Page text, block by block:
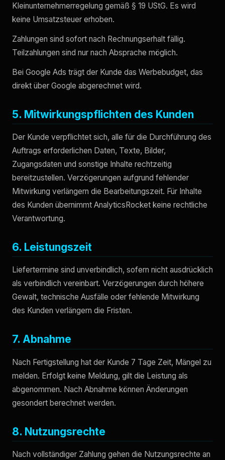
Kleinunternehmerregelung gemäß § 19 UStG. Es wird
keine Umsatzsteuer erhoben.
Zahlungen sind sofort nach Rechnungserhalt fällig.
Teilzahlungen sind nur nach Absprache möglich.
Bei Google Ads trägt der Kunde das Werbebudget, das
direkt über Google abgerechnet wird.
5. Mitwirkungspflichten des Kunden
Der Kunde verpflichtet sich, alle für die Durchführung des
Auftrags erforderlichen Daten, Texte, Bilder,
Zugangsdaten und sonstige Inhalte rechtzeitig
bereitzustellen. Verzögerungen aufgrund fehlender
Mitwirkung verlängern die Bearbeitungszeit. Für Inhalte
des Kunden übernimmt AnalyticsRocket keine rechtliche
Verantwortung.
6. Leistungszeit
Liefertermine sind unverbindlich, sofern nicht ausdrücklich
als verbindlich vereinbart. Verzögerungen durch höhere
Gewalt, technische Ausfälle oder fehlende Mitwirkung
des Kunden verlängern die Fristen.
7. Abnahme
Nach Fertigstellung hat der Kunde 7 Tage Zeit, Mängel zu
melden. Erfolgt keine Meldung, gilt die Leistung als
abgenommen. Nach Abnahme können Änderungen
gesondert berechnet werden.
8. Nutzungsrechte
Nach vollständiger Zahlung gehen die Nutzungsrechte an